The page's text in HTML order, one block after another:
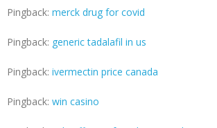
Pingback: merck drug for covid
Pingback: generic tadalafil in us
Pingback: ivermectin price canada
Pingback: win casino